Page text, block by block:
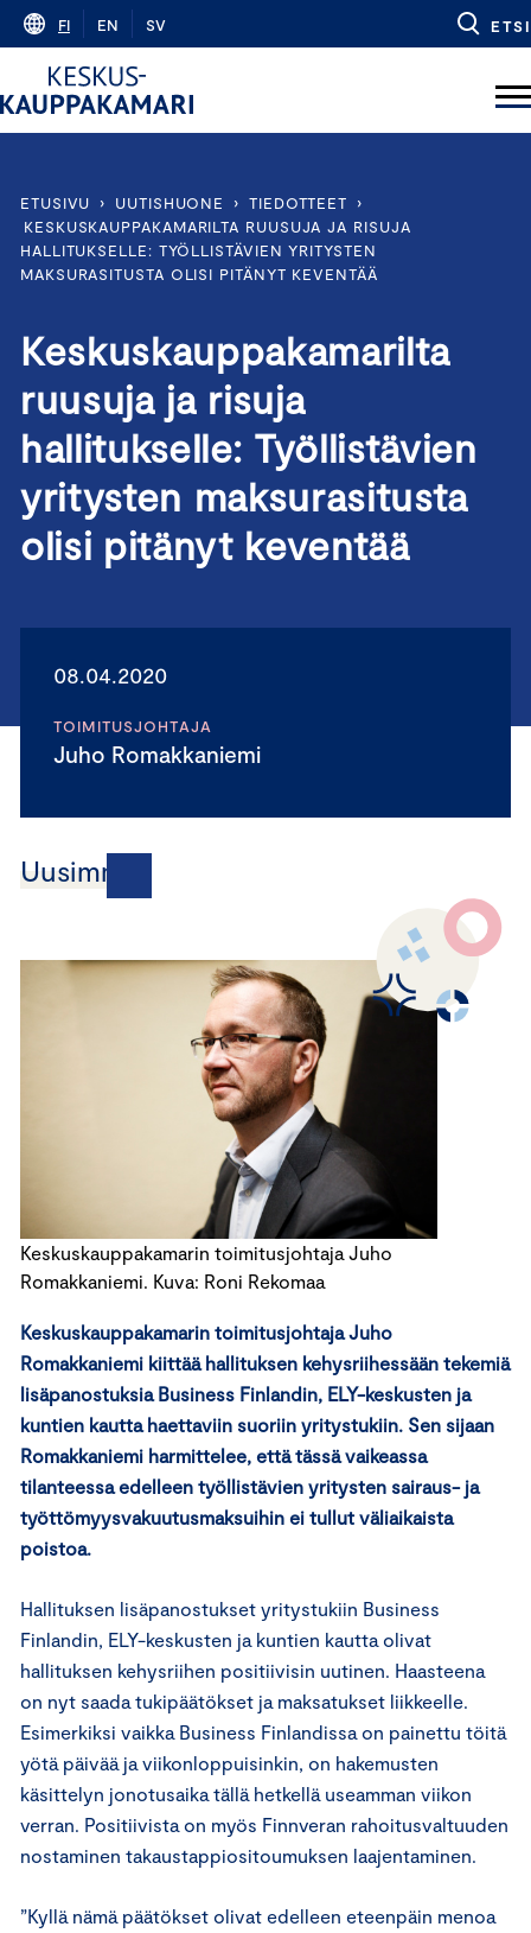
Skip
content
FI EN SV ETSI
ETUSIVU › UUTISHUONE › TIEDOTTEET
›
KESKUSKAUPPAKAMARILTA RUUSUJA JA RISUJA
HALLITUKSELLE: TYÖLLISTÄVIEN YRITYSTEN
MAKSURASITUSTA OLISI PITÄNYT KEVENTÄÄ
Keskuskauppakamarilta
ruusuja ja risuja
hallitukselle: Työllistävien
yritysten maksurasitusta
olisi pitänyt keventää
08.04.2020
TOIMITUSJOHTAJA
Juho Romakkaniemi
Uusimmat
Keskuskauppakamarin toimitusjohtaja Juho
Romakkaniemi. Kuva: Roni Rekomaa
Keskuskauppakamarin toimitusjohtaja Juho
Romakkaniemi kiittää hallituksen kehysriihessään tekemiä
lisäpanostuksia Business Finlandin, ELY-keskusten ja
kuntien kautta haettaviin suoriin yritystukiin. Sen sijaan
Romakkaniemi harmittelee, että tässä vaikeassa
tilanteessa edelleen työllistävien yritysten sairaus- ja
työttömyysvakuutusmaksuihin ei tullut väliaikaista
poistoa.
Hallituksen lisäpanostukset yritystukiin Business
Finlandin, ELY-keskusten ja kuntien kautta olivat
hallituksen kehysriihen positiivisin uutinen. Haasteena
on nyt saada tukipäätökset ja maksatukset liikkeelle.
Esimerkiksi vaikka Business Finlandissa on painettu töitä
yötä päivää ja viikonloppuisinkin, on hakemusten
käsittelyn jonotusaika tällä hetkellä useamman viikon
verran. Positiivista on myös Finnveran rahoitusvaltuuden
nostaminen takaustappiositoumuksen laajentaminen.
”Kyllä nämä päätökset olivat edelleen eteenpäin menoa